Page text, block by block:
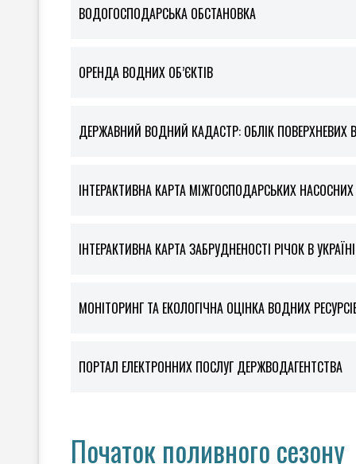
ВОДОГОСПОДАРСЬКА ОБСТАНОВКА
ОРЕНДА ВОДНИХ ОБ’ЄКТІВ
ДЕРЖАВНИЙ ВОДНИЙ КАДАСТР: ОБЛІК ПОВЕРХНЕВИХ
ІНТЕРАКТИВНА КАРТА МІЖГОСПОДАРСЬКИХ
ІНТЕРАКТИВНА КАРТА ЗАБРУДНЕНОСТІ РІЧОК В УКРАЇНІ
МОНІТОРИНГ ТА ЕКОЛОГІЧНА ОЦІНКА ВОДНИХ
ПОРТАЛ ЕЛЕКТРОННИХ ПОСЛУГ ДЕРЖВОДАГЕНТСТВА
Початок поливного сезону